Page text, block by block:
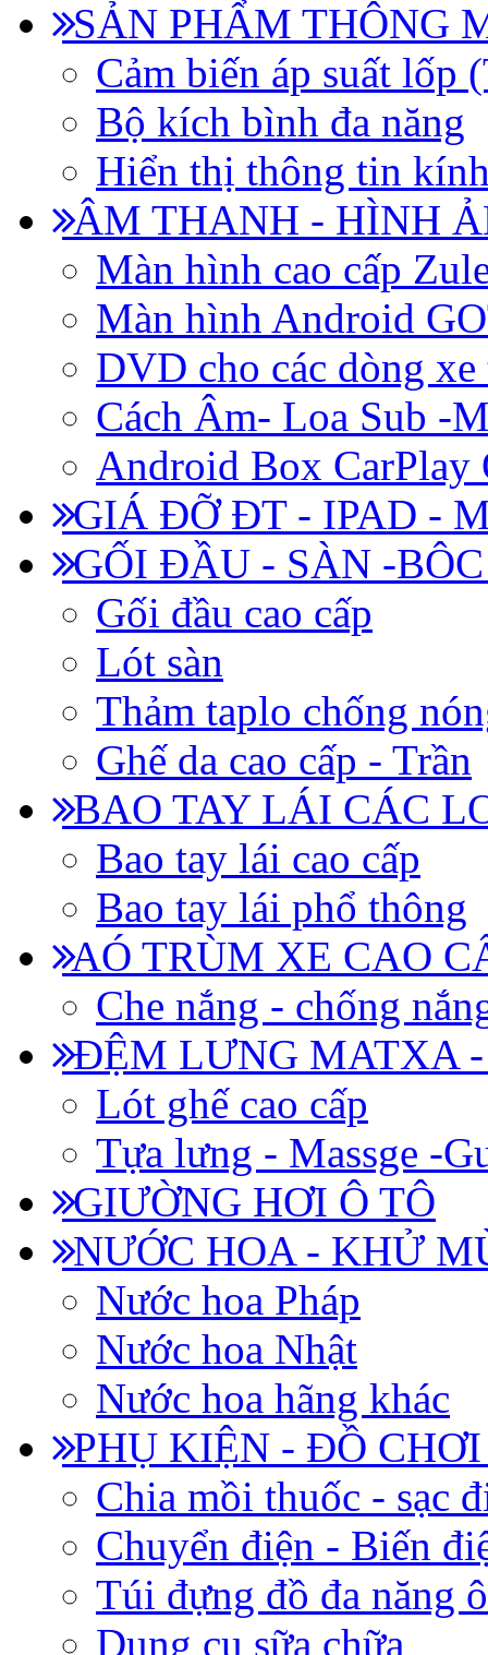
SẢN PHẨM THÔNG
Cảm biến áp suất lốp
Bộ kích bình đa năng
Hiển thị thông tin
ÂM THANH - HÌNH
Màn hình cao cấp
Màn hình Android
DVD cho các dòng
Cách Âm- Loa Sub -
Android Box CarPlay
GIÁ ĐỠ ĐT - IPAD -
GỐI ĐẦU - SÀN -
Gối đầu cao cấp
Lót sàn
Thảm taplo chống
Ghế da cao cấp - Trần
BAO TAY LÁI CÁC
Bao tay lái cao cấp
Bao tay lái phổ thông
AÓ TRÙM XE CAO
Che nắng - chống
ĐỆM LƯNG MATXA -
Lót ghế cao cấp
Tựa lưng - Massge -
GIƯỜNG HƠI Ô TÔ
NƯỚC HOA - KHỬ
Nước hoa Pháp
Nước hoa Nhật
Nước hoa hãng khác
PHỤ KIỆN - ĐỒ
Chia mồi thuốc - sạc
Chuyển điện - Biến
Túi đựng đồ đa năng
Dụng cụ sữa chữa